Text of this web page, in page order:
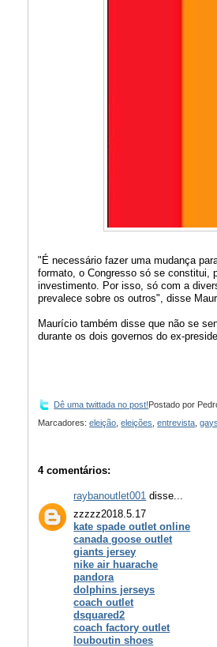
"É necessário fazer uma mudança
formato, o Congresso só se constitui,
investimento. Por isso, só com a
prevalece sobre os outros", disse
Maurício também disse que não se
durante os dois governos do ex-
Dê uma twittada no post! Postado por
Marcadores:eleição ,eleições ,entrevista ,gays
4 comentários:
raybanoutlet001 disse...
zzzzz2018.5.17
kate spade outlet online
canada goose outlet
giants jersey
nike air huarache
pandora
dolphins jerseys
coach outlet
dsquared2
coach factory outlet
louboutin shoes